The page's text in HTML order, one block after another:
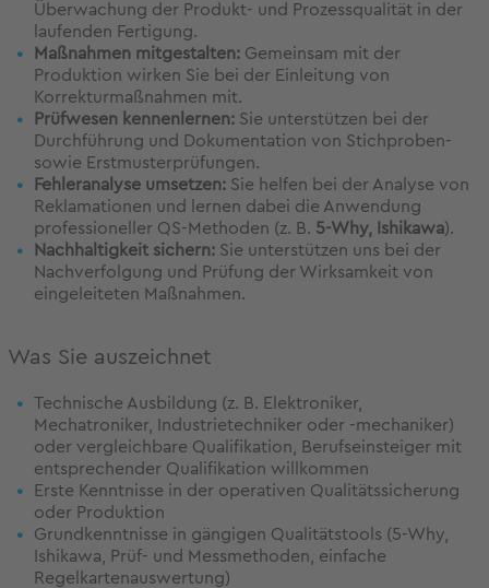
Überwachung der Produkt- und Prozessqualität in der
laufenden Fertigung.
Maßnahmen mitgestalten: Gemeinsam mit der
Produktion wirken Sie bei der Einleitung von
Korrekturmaßnahmen mit.
Prüfwesen kennenlernen: Sie unterstützen bei der
Durchführung und Dokumentation von Stichproben-
sowie Erstmusterprüfungen.
Fehleranalyse umsetzen: Sie helfen bei der Analyse von
Reklamationen und lernen dabei die Anwendung
professioneller QS-Methoden (z. B. 5-Why, Ishikawa).
Nachhaltigkeit sichern: Sie unterstützen uns bei der
Nachverfolgung und Prüfung der Wirksamkeit von
eingeleiteten Maßnahmen.
Was Sie auszeichnet
Technische Ausbildung (z. B. Elektroniker,
Mechatroniker, Industrietechniker oder -mechaniker)
oder vergleichbare Qualifikation, Berufseinsteiger mit
entsprechender Qualifikation willkommen
Erste Kenntnisse in der operativen Qualitätssicherung
oder Produktion
Grundkenntnisse in gängigen Qualitätstools (5-Why,
Ishikawa, Prüf- und Messmethoden, einfache
Regelkartenauswertung)